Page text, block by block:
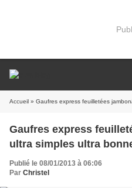
Accueil » Gaufres express feuilletées
Gaufres express
ultra simples ultra
Publié le 08/01/2013 à 06:06
Par Christel